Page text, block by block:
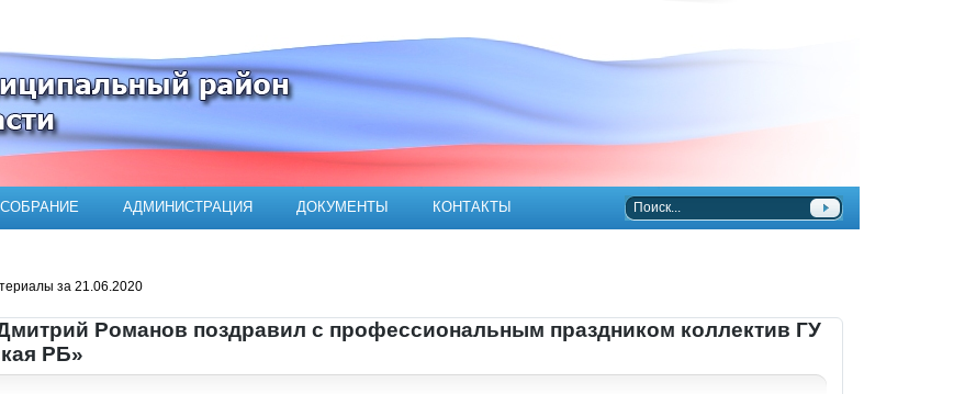
муниципального района
СОБРАНИЕ АДМИНИСТРАЦИЯ ДОКУМЕНТЫ КОНТАКТЫ
за 21.06.2020
Романов поздравил с профессиональным праздником коллектив ГУ
РБ»